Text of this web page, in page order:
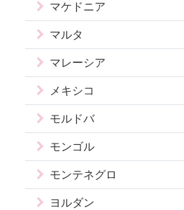
マケドニア
マルタ
マレーシア
メキシコ
モルドバ
モンゴル
モンテネグロ
ヨルダン